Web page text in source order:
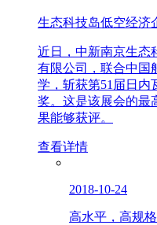
生态科技岛低空经济
近日，中新南京生态
有限公司，联合中国
学，斩获第51届日内
奖。这是该展会的最
果能够获评。
查看详情
2018-10-24
高水平，高规